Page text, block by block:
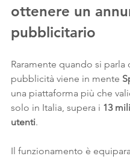
ottenere un
pubblicitario
Raramente quando si parla
pubblicità viene in mente
una piattaforma più che
solo in Italia, supera i 13
utenti.
Il funzionamento è